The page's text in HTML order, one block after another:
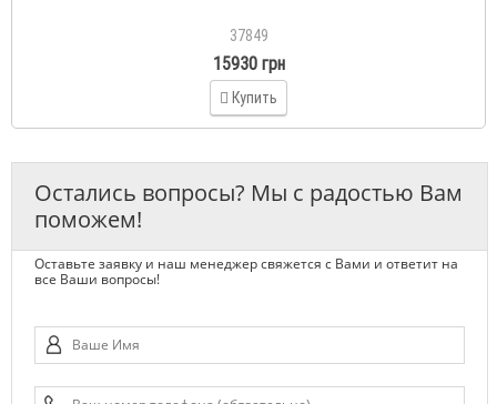
37849
15930 грн
Купить
Остались вопросы? Мы с радостью Вам
поможем!
Оставьте заявку и наш менеджер свяжется с Вами и ответит на
все Ваши вопросы!